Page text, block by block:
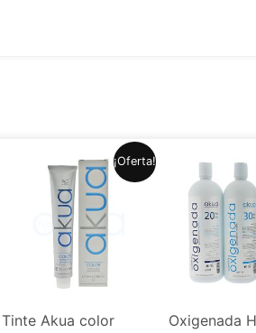
¡Oferta!
Tinte Akua color
precio
original
era:
6,99 €.
precio
actual
es:
6,41 €.
Este
producto
múltiples
variantes.
Oxigenada
precio
era:
5,99 €.